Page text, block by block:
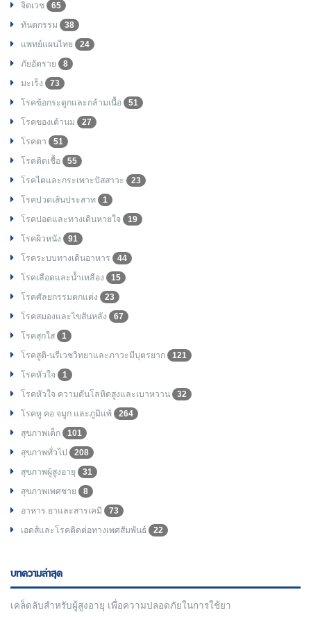
จิตเวช
65
ทันตกรรม
38
แพทย์แผนไทย
24
ภัยอัตราย
8
มะเร็ง
73
โรคข้อกระดูกและกล้ามเนื้อ
51
โรคของเต้านม
27
โรคตา
51
โรคติดเชื้อ
55
โรคไตและกระเพาะปัสสาวะ
23
โรคปวดเส้นประสาท
1
โรคปอดและทางเดินหายใจ
19
โรคผิวหนัง
91
โรคระบบทางเดินอาหาร
44
โรคเลือดและน้ำเหลือง
15
โรคศัลยกรรมตกแต่ง
23
โรคสมองและไขสันหลัง
67
โรคสุกใส
1
โรคสูติ-นรีเวชวิทยาและภาวะมีบุตรยาก
121
โรคหัวใจ
1
โรคหัวใจ ความดันโลหิตสูงและเบาหวาน
32
โรคหู คอ จมูก และภูมิแพ้
264
สุขภาพเด็ก
101
สุขภาพทั่วไป
208
สุขภาพผู้สูงอายุ
31
สุขภาพเพศชาย
8
อาหาร ยาและสารเคมี
73
เอดส์และโรคติดต่อทางเพศสัมพันธ์
22
บทความล่าสุด
เคล็ดลับสำหรับผู้สูงอายุ เพื่อความปลอดภัยในการใช้ยา